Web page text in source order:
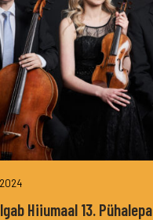
Hiiumaal 13. Pühalepa